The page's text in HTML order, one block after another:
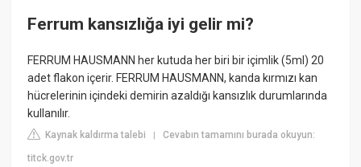
Ferrum kansızlığa iyi gelir mi?
FERRUM HAUSMANN her kutuda her biri bir içimlik (5ml) 20
adet flakon içerir. FERRUM HAUSMANN, kanda kırmızı kan
hücrelerinin içindeki demirin azaldığı kansızlık durumlarında
kullanılır.
Kaynak kaldırma talebi |Cevabın tamamını burada okuyun:
titck.gov.tr